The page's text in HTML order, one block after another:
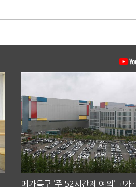
메가특구 ‘주 52시간제 예외’ 고